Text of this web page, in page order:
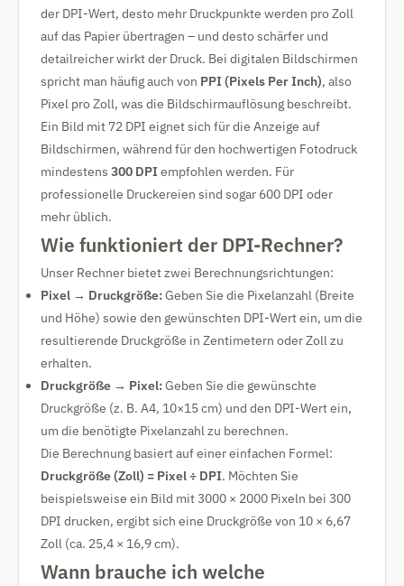
der DPI-Wert, desto mehr Druckpunkte werden pro Zoll
auf das Papier übertragen – und desto schärfer und
detailreicher wirkt der Druck. Bei digitalen Bildschirmen
spricht man häufig auch von PPI (Pixels Per Inch), also
Pixel pro Zoll, was die Bildschirmauflösung beschreibt.
Ein Bild mit 72 DPI eignet sich für die Anzeige auf
Bildschirmen, während für den hochwertigen Fotodruck
mindestens 300 DPIempfohlen werden. Für
professionelle Druckereien sind sogar 600 DPI oder
mehr üblich.
Wie funktioniert der DPI-Rechner?
Unser Rechner bietet zwei Berechnungsrichtungen:
Pixel → Druckgröße:Geben Sie die Pixelanzahl (Breite
und Höhe) sowie den gewünschten DPI-Wert ein, um die
resultierende Druckgröße in Zentimetern oder Zoll zu
erhalten.
Druckgröße → Pixel:Geben Sie die gewünschte
Druckgröße (z. B. A4, 10×15 cm) und den DPI-Wert ein,
um die benötigte Pixelanzahl zu berechnen.
Die Berechnung basiert auf einer einfachen Formel:
Druckgröße (Zoll) = Pixel ÷ DPI. Möchten Sie
beispielsweise ein Bild mit 3000 × 2000 Pixeln bei 300
DPI drucken, ergibt sich eine Druckgröße von 10 × 6,67
Zoll (ca. 25,4 × 16,9 cm).
Wann brauche ich welche